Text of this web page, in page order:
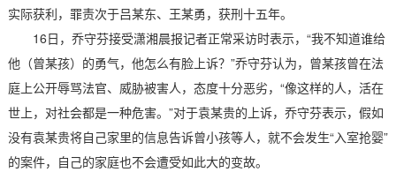
实际获利，罪责次于吕某东、王某勇，获刑十五年。
16日，乔守芬接受潇湘晨报记者正常采访时表示，“我不知道谁给
他（曾某孩）的勇气，他怎么有脸上诉？”乔守芬认为，曾某孩曾在法
庭上公开辱骂法官、威胁被害人，态度十分恶劣，“像这样的人，活在
世上，对社会都是一种危害。”对于袁某贵的上诉，乔守芬表示，假如
没有袁某贵将自己家里的信息告诉曾小孩等人，就不会发生“入室抢婴”
的案件，自己的家庭也不会遭受如此大的变故。